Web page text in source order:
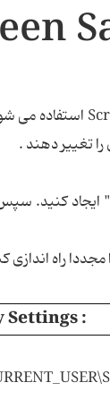
تغییر دهند .
راه اندازی
Settings :